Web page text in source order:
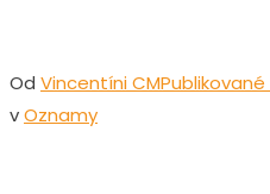
Od Vincentíni CMPublikované
vOznamy